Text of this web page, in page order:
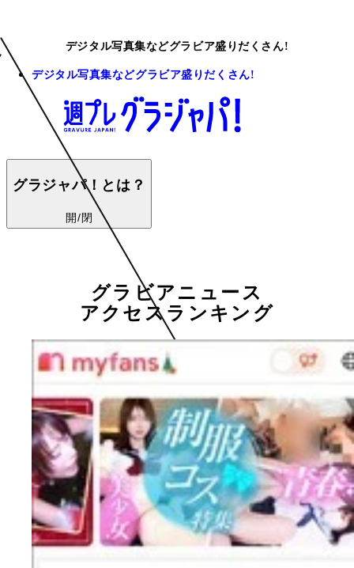
デジタル写真集などグラビア盛りだくさん!
デジタル写真集などグラビア盛りだくさん!
グラジャパ！とは？
開/閉
グラビアニュース
アクセスランキング